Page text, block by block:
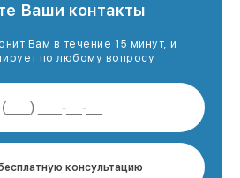
Ваши контакты
Вам в течение 15 минут, и
по любому вопросу
консультацию